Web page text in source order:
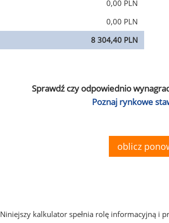
0,00 PLN
0,00 PLN
8 304,40 PLN
Sprawdź czy odpowiednio
Poznaj rynkowe
oblicz
Niniejszy kalkulator spełnia rolę informacyjną i